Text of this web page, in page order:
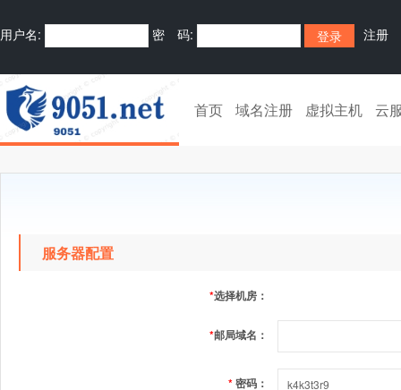
用户名: 密 码: 注册
首页 域名注册 虚拟主机 云
服务器配置
*选择机房：
*邮局域名：
*密码：